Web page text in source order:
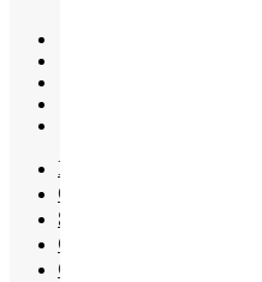
Início
Quem somos
Serviços
Contacto
Calcular custos